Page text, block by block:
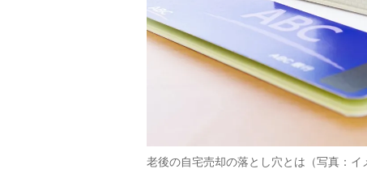
老後の自宅売却の落とし穴とは（写真：イ